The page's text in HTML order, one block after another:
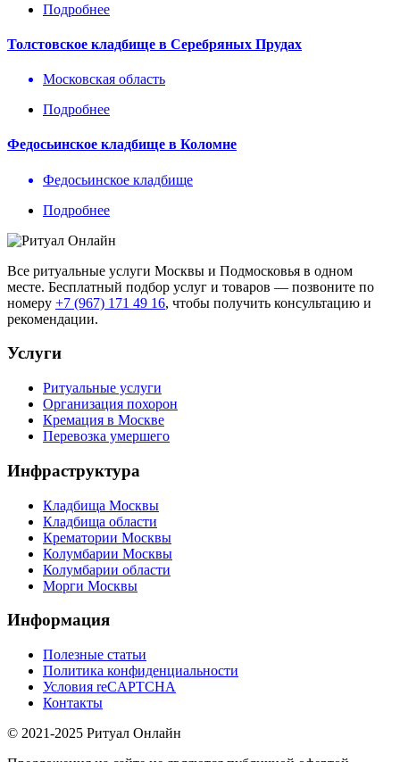
Подробнее
Толстовское кладбище в Серебряных Прудах
Московская область
Подробнее
Федосьинское кладбище в Коломне
Федосьинское кладбище
Подробнее
Все ритуальные услуги Москвы и Подмосковья в одном
месте. Бесплатный подбор услуг и товаров — позвоните по
номеру +7 (967) 171 49 16, чтобы получить консультацию и
рекомендации.
Услуги
Ритуальные услуги
Организация похорон
Кремация в Москве
Перевозка умершего
Инфраструктура
Кладбища Москвы
Кладбища области
Крематории Москвы
Колумбарии Москвы
Колумбарии области
Морги Москвы
Информация
Полезные статьи
Политика конфиденциальности
Условия reCAPTCHA
Контакты
© 2021-2025 Ритуал Онлайн